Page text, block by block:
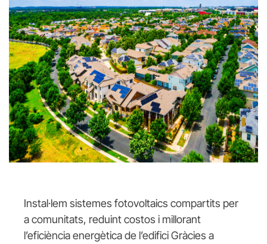
Instal·lem sistemes fotovoltaics compartits per
a comunitats, reduint costos i millorant
l’eficiència energètica de l’edifici Gràcies a